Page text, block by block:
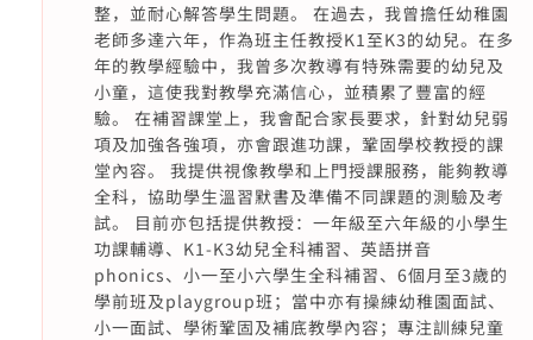
整，並耐心解答學生問題。 在過去，我曾擔任幼稚園
老師多達六年，作為班主任教授K1至K3的幼兒。在多
年的教學經驗中，我曾多次教導有特殊需要的幼兒及
小童，這使我對教學充滿信心，並積累了豐富的經
驗。 在補習課堂上，我會配合家長要求，針對幼兒弱
項及加強各強項，亦會跟進功課，鞏固學校教授的課
堂內容。 我提供視像教學和上門授課服務，能夠教導
全科，協助學生溫習默書及準備不同課題的測驗及考
試。 目前亦包括提供教授：一年級至六年級的小學生
功課輔導、K1-K3幼兒全科補習、英語拼音
phonics、小一至小六學生全科補習、6個月至3歲的
學前班及playgroup班；當中亦有操練幼稚園面試、
小一面試、學術鞏固及補底教學內容；專注訓練兒童